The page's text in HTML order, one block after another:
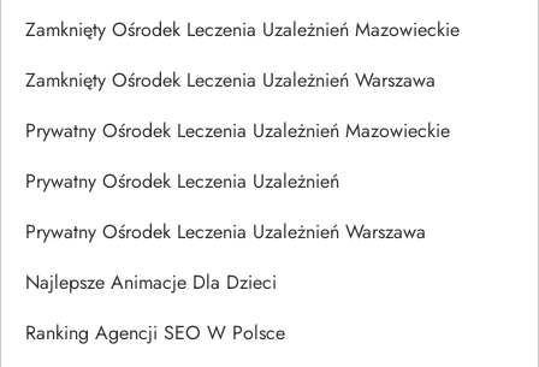
Zamknięty Ośrodek Leczenia Uzależnień Mazowieckie
Zamknięty Ośrodek Leczenia Uzależnień Warszawa
Prywatny Ośrodek Leczenia Uzależnień Mazowieckie
Prywatny Ośrodek Leczenia Uzależnień
Prywatny Ośrodek Leczenia Uzależnień Warszawa
Najlepsze Animacje Dla Dzieci
Ranking Agencji SEO W Polsce